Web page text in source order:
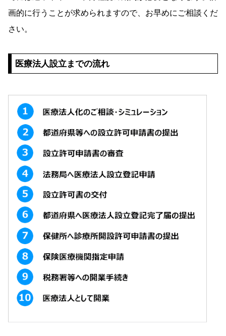
画的に行うことが求められますので、お早めにご相談くだ
さい。
医療法人設立までの流れ